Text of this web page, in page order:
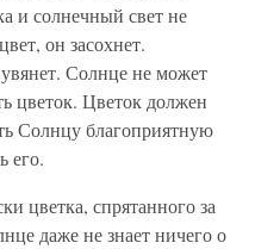
и солнечный свет не
он засохнет.
Солнце не может
цветок. Цветок должен
Солнцу благоприятную
его.
цветка, спрятанного за
даже не знает ничего о